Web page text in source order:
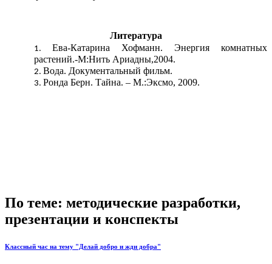
Литература
Ева-Катарина Хофманн. Энергия комнатных
растений.-М:Нить Ариадны,2004.
Вода. Документальный фильм.
Ронда Берн. Тайна. – М.:Эксмо, 2009.
По теме: методические разработки,
презентации и конспекты
Классный час на тему "Делай добро и жди добра"